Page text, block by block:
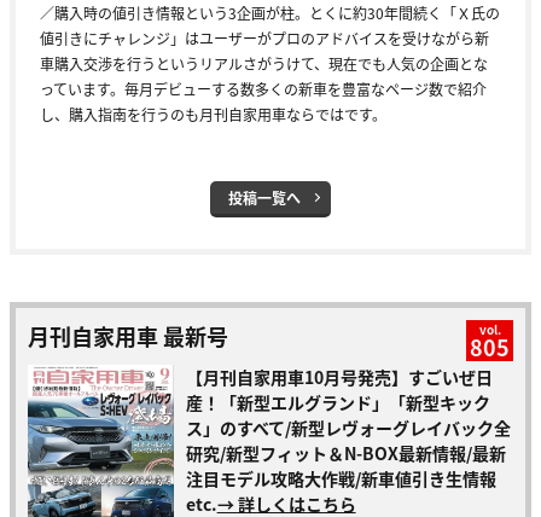
／購入時の値引き情報という3企画が柱。とくに約30年間続く「Ｘ氏の
値引きにチャレンジ」はユーザーがプロのアドバイスを受けながら新
車購入交渉を行うというリアルさがうけて、現在でも人気の企画とな
っています。毎月デビューする数多くの新車を豊富なページ数で紹介
し、購入指南を行うのも月刊自家用車ならではです。
投稿一覧へ
月刊自家用車 最新号 vol.
805
【月刊自家用車10月号発売】すごいぜ日
産！「新型エルグランド」「新型キック
ス」のすべて/新型レヴォーグレイバック全
研究/新型フィット＆N-BOX最新情報/最新
注目モデル攻略大作戦/新車値引き生情報
etc.→ 詳しくはこちら